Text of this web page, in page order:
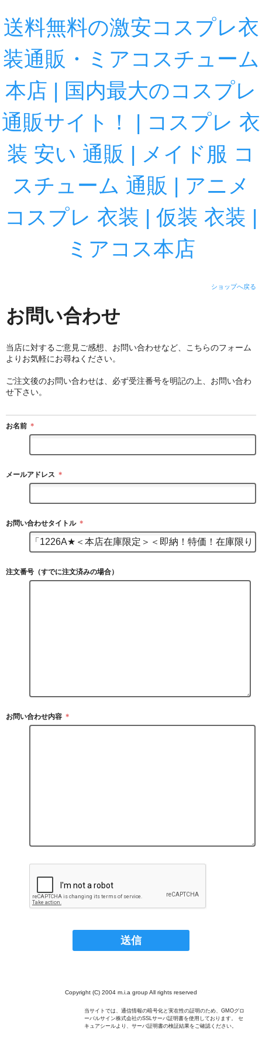
送料無料の激安コスプレ衣
装通販・ミアコスチューム
本店 | 国内最大のコスプレ
通販サイト！ | コスプレ 衣
装 安い 通販 | メイド服 コ
スチューム 通販 | アニメ
コスプレ 衣装 | 仮装 衣装 |
ミアコス本店
ショップへ戻る
お問い合わせ
当店に対するご意見ご感想、お問い合わせなど、こちらのフォーム
よりお気軽にお尋ねください。
ご注文後のお問い合わせは、必ず受注番号を明記の上、お問い合わ
せ下さい。
お名前 ＊
メールアドレス ＊
お問い合わせタイトル ＊
注文番号（すでに注文済みの場合）
お問い合わせ内容 ＊
Copyright (C) 2004 m.i.a group All rights reserved
当サイトでは、通信情報の暗号化と実在性の証明のため、GMOグロ
ーバルサイン株式会社のSSLサーバ証明書を使用しております。 セ
キュアシールより、サーバ証明書の検証結果をご確認ください。